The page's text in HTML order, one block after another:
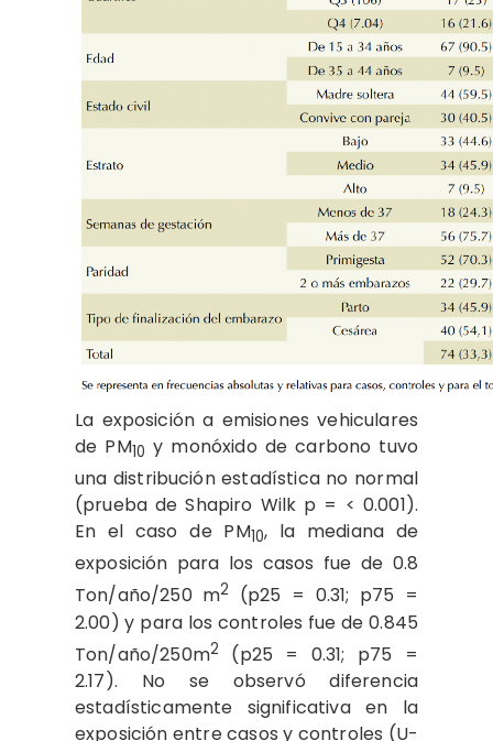
La exposición a emisiones vehiculares
de PM10 y monóxido de carbono tuvo
una distribución estadística no normal
(prueba de Shapiro Wilk p = < 0.001).
En el caso de PM10, la mediana de
exposición para los casos fue de 0.8
Ton/año/250 m2
(p25 = 0.31; p75 =
2.00) y para los controles fue de 0.845
Ton/año/250m2
(p25 = 0.31; p75 =
2.17). No se observó diferencia
estadísticamente significativa en la
exposición entre casos y controles (U-